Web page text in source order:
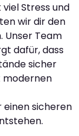
Stress und
wir dir den
Unser Team
dafür, dass
sicher
modernen
sicheren